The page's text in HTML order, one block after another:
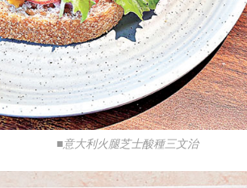
■意大利火腿芝士酸種三文治